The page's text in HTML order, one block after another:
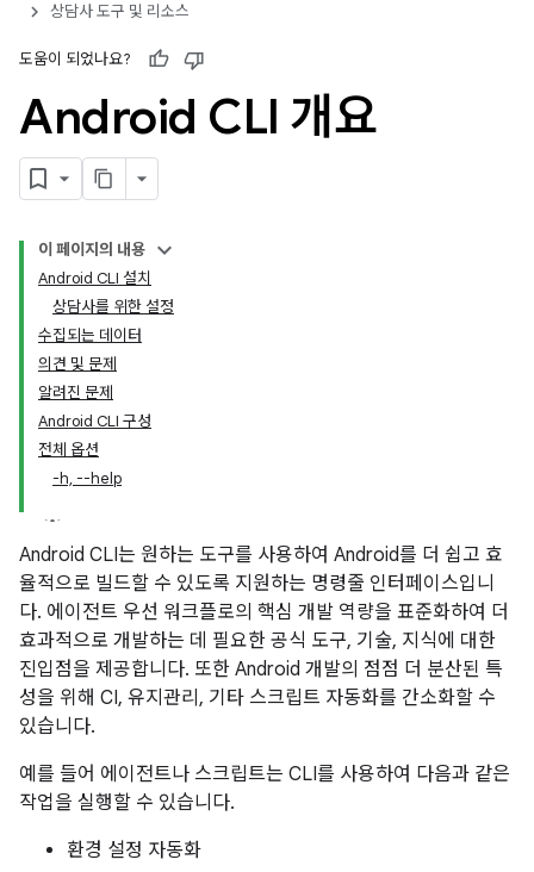
상담사 도구 및 리소스
도움이 되었나요?
Android CLI 개요
이 페이지의 내용
Android CLI 설치
상담사를 위한 설정
수집되는 데이터
의견 및 문제
알려진 문제
Android CLI 구성
전체 옵션
-h, --help
Android CLI는 원하는 도구를 사용하여 Android를 더 쉽고 효
율적으로 빌드할 수 있도록 지원하는 명령줄 인터페이스입니
다. 에이전트 우선 워크플로의 핵심 개발 역량을 표준화하여 더
효과적으로 개발하는 데 필요한 공식 도구, 기술, 지식에 대한
진입점을 제공합니다. 또한 Android 개발의 점점 더 분산된 특
성을 위해 CI, 유지관리, 기타 스크립트 자동화를 간소화할 수
있습니다.
예를 들어 에이전트나 스크립트는 CLI를 사용하여 다음과 같은
작업을 실행할 수 있습니다.
환경 설정 자동화